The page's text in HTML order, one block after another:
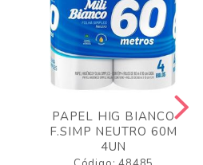
PAPEL HIG BIANCO
F.SIMP NEUTRO 60M
4UN